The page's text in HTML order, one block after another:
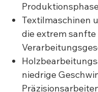
Textilmaschinen
die extrem sanfte
niedrige